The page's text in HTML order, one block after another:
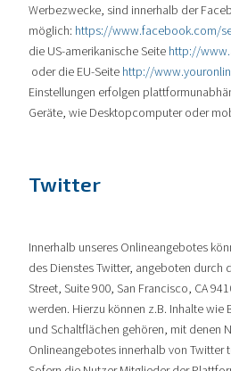
Werbezwecke, sind innerhalb der
möglich: https://www.facebook.com/
die US-amerikanische Seite http://
oder die EU-Seite http://
Einstellungen erfolgen
Geräte, wie Desktopcomputer oder
Twitter
Innerhalb unseres Onlineangebotes
des Dienstes Twitter, angeboten durch
Street, Suite 900, San Francisco, CA
werden. Hierzu können z.B. Inhalte wie
und Schaltflächen gehören, mit denen
Onlineangebotes innerhalb von Twitter